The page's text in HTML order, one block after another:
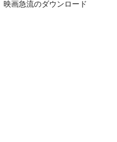
映画急流のダウンロード